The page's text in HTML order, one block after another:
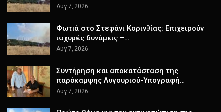
Αυγ 7, 2026
Φωτιά στο Στεφάνι Κορινθίας: Επιχειρούν
ισχυρές δυνάμεις –…
Αυγ 7, 2026
Συντήρηση και αποκατάσταση της
παράκαμψης Λυγουριού-Υπογραφή…
Αυγ 7, 2026